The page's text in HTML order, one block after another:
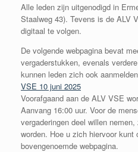
Alle leden zijn uitgenodigd in
Staalweg 43). Tevens is de ALV
digitaal te volgen.
De volgende webpagina bevat
vergaderstukken, evenals
kunnen leden zich ook
VSE 10 juni 2025
Voorafgaand aan de ALV VSE
Aanvang 16:00 uur. Voor de
vergaderingen deel willen
worden. Hoe u zich hiervoor kunt
bovengenoemde webpagina.